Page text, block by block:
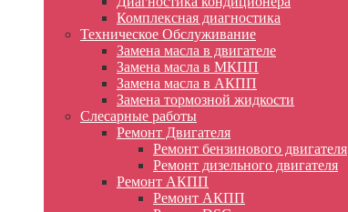
Комплексная диагностика
Техническое Обслуживание
Замена масла в двигателе
Замена масла в МКПП
Замена масла в АКПП
Замена тормозной жидкости
Слесарные работы
Ремонт Двигателя
Ремонт бензинового двигателя
Ремонт дизельного двигателя
Ремонт АКПП
Ремонт АКПП